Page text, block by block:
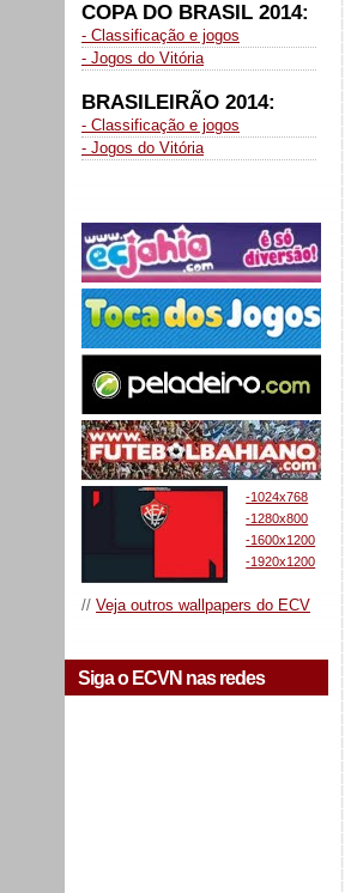
COPA DO BRASIL 2014:
- Classificação e jogos
- Jogos do Vitória
BRASILEIRÃO 2014:
- Classificação e jogos
- Jogos do Vitória
-1024x768
-1280x800
-1600x1200
-1920x1200
// Veja outros wallpapers do ECV
Siga o ECVN nas redes